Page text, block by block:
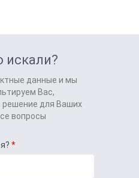
искали?
данные и мы
Вас,
решение для Ваших
вопросы